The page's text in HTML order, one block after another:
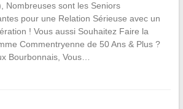
Nombreuses sont les Seniors
pour une Relation Sérieuse avec un
! Vous aussi Souhaitez Faire la
Commentryenne de 50 Ans & Plus ?
Bourbonnais, Vous…